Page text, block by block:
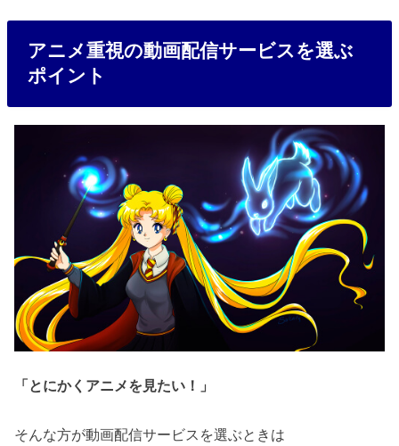
アニメ重視の動画配信サービスを選ぶ
ポイント
「とにかくアニメを見たい！」
そんな方が動画配信サービスを選ぶときは